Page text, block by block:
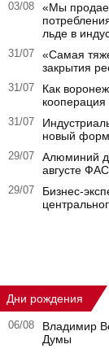
03/08
«Мы
льде в
31/07
«Самая
закрытия
31/07
Как
кооперация
31/07
новый
29/07
Алюминий
августе
29/07
Бизнес-
Дни рождения
06/08
Владимир
Думы